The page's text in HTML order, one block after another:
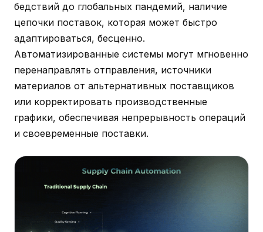
бедствий до глобальных пандемий, наличие
цепочки поставок, которая может быстро
адаптироваться, бесценно.
Автоматизированные системы могут мгновенно
перенаправлять отправления, источники
материалов от альтернативных поставщиков
или корректировать производственные
графики, обеспечивая непрерывность операций
и своевременные поставки.